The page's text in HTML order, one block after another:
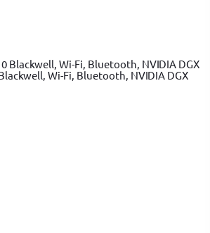
Wi-Fi, Bluetooth, NVIDIA DGX